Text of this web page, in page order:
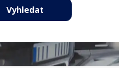
Vyhledat